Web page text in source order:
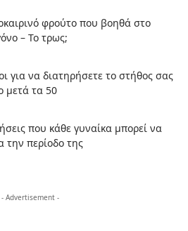
φρούτο που βοηθά στο
– Το τρως;
για να διατηρήσετε το στήθος σας
μετά τα 50
που κάθε γυναίκα μπορεί να
την περίοδο της
- Advertisement -